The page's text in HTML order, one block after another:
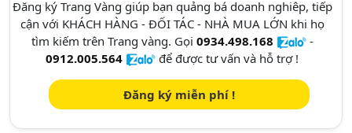
Đăng ký Trang Vàng giúp bạn quảng bá doanh nghiêp, tiếp
cận với KHÁCH HÀNG - ĐỐI TÁC - NHÀ MUA LỚN khi họ
tìm kiếm trên Trang vàng. Gọi 0934.498.168
-
0912.005.564
để được tư vấn và hỗ trợ !
Đăng ký miễn phí !